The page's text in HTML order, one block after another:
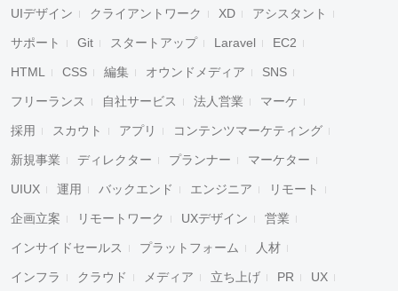
UIデザイン クライアントワーク XD アシスタント
サポート Git スタートアップ Laravel EC2
HTML CSS 編集 オウンドメディア SNS
フリーランス 自社サービス 法人営業 マーケ
採用 スカウト アプリ コンテンツマーケティング
新規事業 ディレクター プランナー マーケター
UIUX 運用 バックエンド エンジニア リモート
企画立案 リモートワーク UXデザイン 営業
インサイドセールス プラットフォーム 人材
インフラ クラウド メディア 立ち上げ PR UX